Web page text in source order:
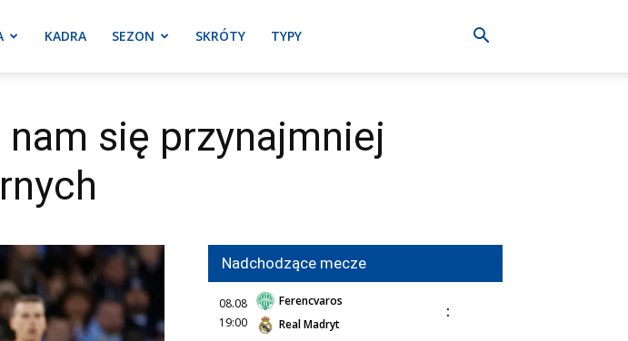
KADRA SEZON SKRÓTY TYPY
się przynajmniej
Nadchodzące mecze
08.08
19:00
Ferencvaros
Real Madryt
: